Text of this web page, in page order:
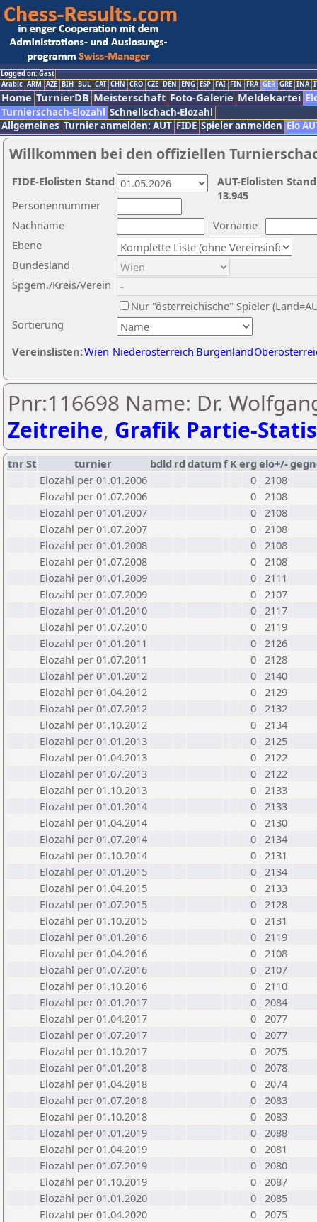
Logged on: Gast
Arabic ARM AZE BIH BUL CAT CHN CRO CZE DEN ENG ESP FAI FIN FRA GER GRE INA
Home TurnierDB Meisterschaft Foto-Galerie Meldekartei
Turnierschach-Elozahl Schnellschach-Elozahl
Allgemeines Turnier anmelden: AUT FIDE Spieler anmelden Elo
Willkommen bei den offiziellen
Nachname
Vorname
Ebene
Sortierung
Personennummer
Bundesland
Spgem./Kreis/Verein
Nur "österreichische" Spieler
Vereinslisten:Wien Niederösterreich Burgenland
AUT-Elolisten
13.945
FIDE-Elolisten Stand
Pnr:116698 Name: Dr.
Zeitreihe, Grafik Partie-
tnrSt turnier bdld rd datumf Kerg elo+/-
Elozahl per 01.01.2006
0 2108
Elozahl per 01.07.2006
0 2108
Elozahl per 01.01.2007
0 2108
Elozahl per 01.07.2007
0 2108
Elozahl per 01.01.2008
0 2108
Elozahl per 01.07.2008
0 2108
Elozahl per 01.01.2009
0 2111
Elozahl per 01.07.2009
0 2107
Elozahl per 01.01.2010
0 2117
Elozahl per 01.07.2010
0 2119
Elozahl per 01.01.2011
0 2126
Elozahl per 01.07.2011
0 2128
Elozahl per 01.01.2012
0 2140
Elozahl per 01.04.2012
0 2129
Elozahl per 01.07.2012
0 2132
Elozahl per 01.10.2012
0 2134
Elozahl per 01.01.2013
0 2125
Elozahl per 01.04.2013
0 2122
Elozahl per 01.07.2013
0 2122
Elozahl per 01.10.2013
0 2133
Elozahl per 01.01.2014
0 2133
Elozahl per 01.04.2014
0 2130
Elozahl per 01.07.2014
0 2134
Elozahl per 01.10.2014
0 2131
Elozahl per 01.01.2015
0 2134
Elozahl per 01.04.2015
0 2133
Elozahl per 01.07.2015
0 2128
Elozahl per 01.10.2015
0 2131
Elozahl per 01.01.2016
0 2119
Elozahl per 01.04.2016
0 2108
Elozahl per 01.07.2016
0 2107
Elozahl per 01.10.2016
0 2110
Elozahl per 01.01.2017
0 2084
Elozahl per 01.04.2017
0 2077
Elozahl per 01.07.2017
0 2077
Elozahl per 01.10.2017
0 2075
Elozahl per 01.01.2018
0 2078
Elozahl per 01.04.2018
0 2074
Elozahl per 01.07.2018
0 2083
Elozahl per 01.10.2018
0 2083
Elozahl per 01.01.2019
0 2088
Elozahl per 01.04.2019
0 2081
Elozahl per 01.07.2019
0 2080
Elozahl per 01.10.2019
0 2087
Elozahl per 01.01.2020
0 2085
Elozahl per 01.04.2020
0 2075